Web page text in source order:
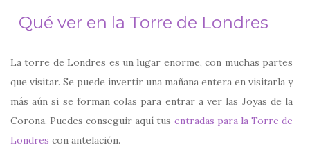
Qué ver en la Torre de Londres
La torre de Londres es un lugar enorme, con muchas partes
que visitar. Se puede invertir una mañana entera en visitarla y
más aún si se forman colas para entrar a ver las Joyas de la
Corona. Puedes conseguir aquí tus entradas para la Torre de
Londres con antelación.